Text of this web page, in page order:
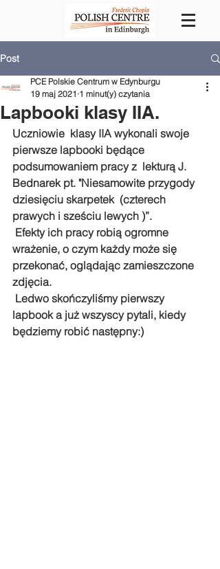
Post
Lapbooki klasy IIA.
PCE Polskie Centrum w Edynburgu
19 maj 2021 1 minut(y) czytania
Uczniowie  klasy IIA wykonali swoje
pierwsze lapbooki będące
podsumowaniem pracy z  lekturą J.
Bednarek pt. "Niesamowite przygody
dziesięciu skarpetek  (czterech
prawych i sześciu lewych )”.
wrażenie, o czym każdy może się
przekonać, oglądając zamieszczone
zdjęcia.
lapbook a już wszyscy pytali, kiedy
będziemy robić następny:)